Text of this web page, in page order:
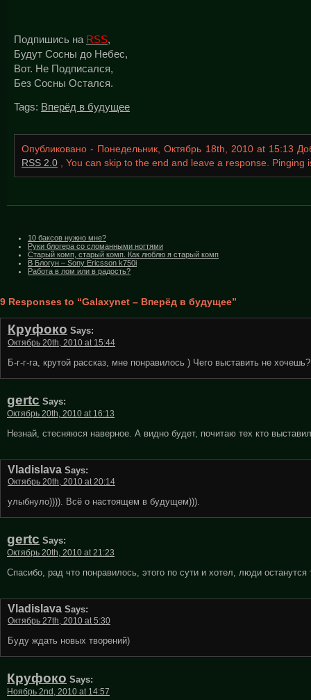
Подпишись на RSS,
Будут Сосны до Небес,
Вот. Не Подписался,
Без Сосны Остался.
Tags: Вперёд в будущее
Опубликовано - Понедельник, Октябрь 18th, 2010 at 15:13
RSS 2.0 , You can skip to the end and leave a response. Pinging
10 баксов нужно мне?
Руки блогера со сломанными ногтями
Старый комп, старый комп. Как люблю я старый комп
В Блогун – Sony Ericsson k750i
Работа в лом или в радость?
9 Responses to “Galaxynet – Вперёд в будущее”
Круфоко Says:
Октябрь 20th, 2010 at 15:44
Б-г-г-га, крутой рассказ, мне понравилось ) Чего выставить не
gertc Says:
Октябрь 20th, 2010 at 16:13
Незнай, стесняюся наверное. А видно будет, почитаю тех кто
Vladislava Says:
Октябрь 20th, 2010 at 20:14
улыбнуло)))). Всё о настоящем в будущем))).
gertc Says:
Октябрь 20th, 2010 at 21:23
Спасибо, рад что понравилось, этого по сути и хотел, люди
Vladislava Says:
Октябрь 27th, 2010 at 5:30
Буду ждать новых творений)
Круфоко Says:
Ноябрь 2nd, 2010 at 14:57